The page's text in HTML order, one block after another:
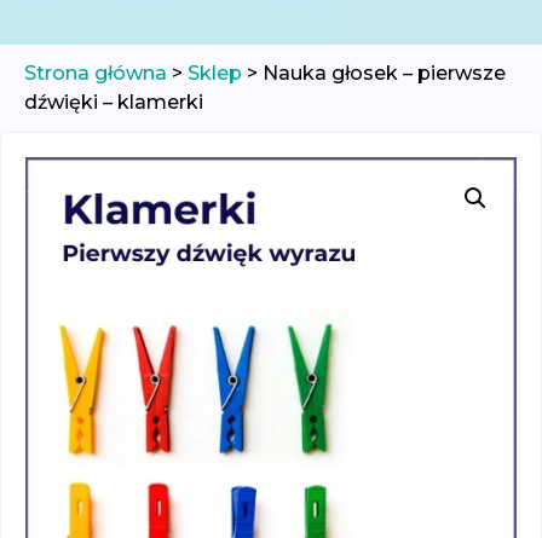
Strona główna > Sklep > Nauka głosek – pierwsze
dźwięki – klamerki